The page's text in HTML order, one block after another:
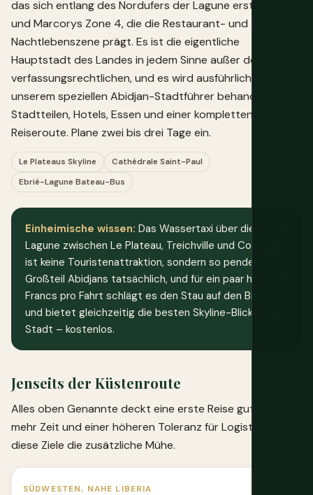
das sich entlang des Nordufers der Lagune erstreckt,
und Marcorys Zone 4, die die Restaurant- und
Nachtlebenszene prägt. Es ist die eigentliche
Hauptstadt des Landes in jedem Sinne außer dem
verfassungsrechtlichen, und es wird ausführlich in
unserem speziellen Abidjan-Stadtführerbehandelt, mit
Stadtteilen, Hotels, Essen und einer kompletten
Reiseroute. Plane zwei bis drei Tage ein.
Le Plateaus Skyline
Cathédrale Saint-Paul
Ebrié-Lagune Bateau-Bus
Einheimische wissen: Das Wassertaxi über die Ébrié-
Lagune zwischen Le Plateau, Treichville und Cocody
ist keine Touristenattraktion, sondern so pendelt ein
Großteil Abidjans tatsächlich, und für ein paar hundert
Francs pro Fahrt schlägt es den Stau auf den Brücken
und bietet gleichzeitig die besten Skyline-Blicke der
Stadt – kostenlos.
Jenseits der Küstenroute
Alles oben Genannte deckt eine erste Reise gut ab. Mit
mehr Zeit und einer höheren Toleranz für Logistik lohnen
diese Ziele die zusätzliche Mühe.
SÜDWESTEN, NAHE LIBERIA